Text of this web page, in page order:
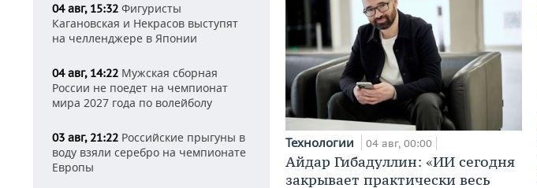
04 авг, 15:32 Фигуристы
Кагановская и Некрасов выступят
на челленджере в Японии
04 авг, 14:22 Мужская сборная
России не поедет на чемпионат
мира 2027 года по волейболу
03 авг, 21:22 Российские прыгуны в
воду взяли серебро на чемпионате
Европы
Технологии 04 авг, 00:00
Айдар Гибадуллин: «ИИ сегодня
закрывает практически весь